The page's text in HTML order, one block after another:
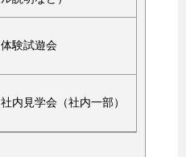
体験試遊会
社内見学会（社内一部）